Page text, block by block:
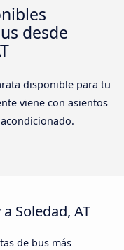
desde
disponible para tu
viene con asientos
Soledad, AT
de bus más